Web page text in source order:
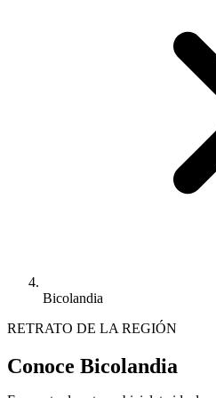
Bicolandia
RETRATO DE LA REGIÓN
Conoce Bicolandia